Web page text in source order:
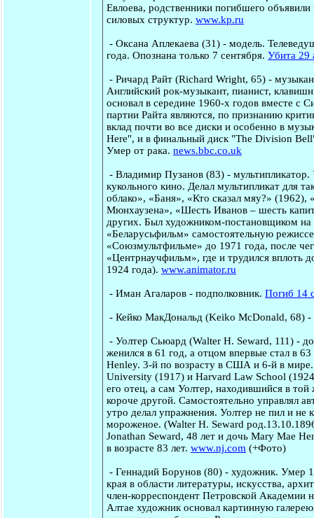
Евлоева, родственники погибшего
силовых структур.www.kp.ru
-Оксана Аплекаева (31) - модель.
года. Опознана только 7 сентября.Убита 29
-Ричард Райт (Richard Wright, 65) -
Английский рок-музыкант, пианист,
основал в середине 1960-х годов вместе
партии Райта являются, по признанию
вклад почти во все диски и особенно в
Here", и в финальный диск "The Division
Умер от рака.news.bbc.co.uk
-Владимир Пузанов (83) -
кукольного кино. Делал мультипликат для
облако», «Баня», «Кто сказал мяу?»
Мюнхаузена», «Шесть Иванов – шесть
других. Был художником-постановщиком на
«Беларусьфильм» самостоятельную
«Союзмультфильме» до 1971 года, после
«Центрнаучфильм», где и трудился вплоть
1924 года).www.animator.ru
-Иман Агаларов - подполковник.Погиб 14
-Кейко МакДональд (Keiko McDonald, 68)
-Уолтер Сьюард (Walter H. Seward, 111) -
женился в 61 год, а отцом впервые стал в
Henley. 3-й по возрасту в США и 6-й в
University (1917) и Harvard Law School
его отец, а сам Уолтер, находившийся в той
короче другой. Самостоятельно управлял
утро делал упражнения. Уолтер не пил и
мороженое. (Walter H. Seward
Jonathan Seward, 48 лет и дочь Mary Mae
в возрасте 83 лет.www.nj.com (+Фото)
-Геннадий Борунов (80) - художник. Умер
края в области литературы, искусства,
член-корреспондент Петровской Академии
Алтае художник основал картинную